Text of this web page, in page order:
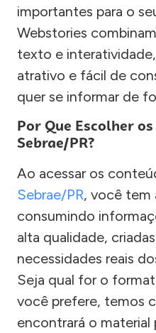
importantes para o
Webstories
texto e
atrativo e fácil de
quer se informar de
Por Que Escolher
Sebrae/PR?
Ao acessar os
Sebrae/PR, você tem
consumindo
alta qualidade,
necessidades reais
Seja qual for o
você prefere, temos
encontrará o